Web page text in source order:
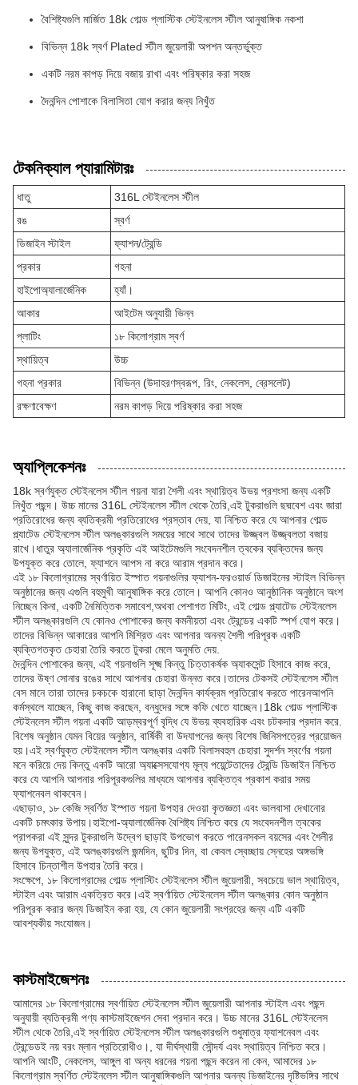
বৈশিষ্ট্যগুলি মার্জিত 18k গোল্ড প্লাস্টিক স্টেইনলেস স্টীল আনুষাঙ্গিক নকশা
বিভিন্ন 18k স্বর্ণ Plated স্টীল জুয়েলারী অপশন অন্তর্ভুক্ত
একটি নরম কাপড় দিয়ে বজায় রাখা এবং পরিষ্কার করা সহজ
দৈনন্দিন পোশাকে বিলাসিতা যোগ করার জন্য নিখুঁত
টেকনিক্যাল প্যারামিটারঃ
ধাতু
316L স্টেইনলেস স্টীল
রঙ
স্বর্ণ
ডিজাইন স্টাইল
ফ্যাশন/ট্রেন্ডি
প্রকার
গহনা
হাইপোঅ্যালার্জেনিক
হ্যাঁ।
আকার
আইটেম অনুযায়ী ভিন্ন
প্লাটিং
১৮ কিলোগ্রাম স্বর্ণ
স্থায়িত্ব
উচ্চ
গহনা প্রকার
বিভিন্ন (উদাহরণস্বরূপ, রিং, নেকলেস, ব্রেসলেট)
রক্ষণাবেক্ষণ
নরম কাপড় দিয়ে পরিষ্কার করা সহজ
অ্যাপ্লিকেশনঃ
18k স্বর্ণযুক্ত স্টেইনলেস স্টীল গয়না যারা শৈলী এবং স্থায়িত্ব উভয় প্রশংসা জন্য একটি
নিখুঁত পছন্দ। উচ্চ মানের 316L স্টেইনলেস স্টীল থেকে তৈরি,এই টুকরাগুলি ছদ্মবেশ এবং জারা
প্রতিরোধের জন্য ব্যতিক্রমী প্রতিরোধের প্রস্তাব দেয়, যা নিশ্চিত করে যে আপনার গোল্ড
প্ল্যাটেড স্টেইনলেস স্টীল অলঙ্কারগুলি সময়ের সাথে সাথে তাদের উজ্জ্বল উজ্জ্বলতা বজায়
রাখে।ধাতুর অ্যালার্জেনিক প্রকৃতি এই আইটেমগুলি সংবেদনশীল ত্বকের ব্যক্তিদের জন্য
উপযুক্ত করে তোলে, ফ্যাশনে আপস না করে আরাম প্রদান করে।
এই ১৮ কিলোগ্রামের স্বর্ণায়িত ইস্পাত গয়নাগুলির ফ্যাশন-ফরওয়ার্ড ডিজাইনের স্টাইল বিভিন্ন
অনুষ্ঠানের জন্য এগুলি বহুমুখী আনুষাঙ্গিক করে তোলে। আপনি কোনও আনুষ্ঠানিক অনুষ্ঠানে অংশ
নিচ্ছেন কিনা, একটি নৈমিত্তিক সমাবেশ,অথবা পেশাগত মিটিং, এই গোল্ড প্ল্যাটেড স্টেইনলেস
স্টীল অলঙ্কারগুলি যে কোনও পোশাকের জন্য কমনীয়তা এবং ট্রেন্ডের একটি স্পর্শ যোগ করে।
তাদের বিভিন্ন আকারের আপনি মিশ্রিত এবং আপনার অনন্য শৈলী পরিপূরক একটি
ব্যক্তিগতকৃত চেহারা তৈরি করতে টুকরা মেলে অনুমতি দেয়.
দৈনন্দিন পোশাকের জন্য, এই গয়নাগুলি সূক্ষ্ম কিন্তু চিত্তাকর্ষক অ্যাকসেন্ট হিসাবে কাজ করে,
তাদের উষ্ণ সোনার রঙের সাথে আপনার চেহারা উন্নত করে।তাদের টেকসই স্টেইনলেস স্টীল
বেস মানে তারা তাদের চকচকে হারানো ছাড়া দৈনন্দিন কার্যক্রম প্রতিরোধ করতে পারেনআপনি
কর্মস্থলে যাচ্ছেন, কিছু কাজ করছেন, বন্ধুদের সঙ্গে কফি খেতে যাচ্ছেন।18k গোল্ড প্লাস্টিক
স্টেইনলেস স্টীল গয়না একটি আড়ম্বরপূর্ণ বৃদ্ধি যে উভয় ব্যবহারিক এবং চটকদার প্রদান করে.
বিশেষ অনুষ্ঠান যেমন বিয়ের অনুষ্ঠান, বার্ষিকী বা উদযাপনের জন্য বিশেষ জিনিসপত্রের প্রয়োজন
হয়।এই স্বর্ণযুক্ত স্টেইনলেস স্টীল অলঙ্কার একটি বিলাসবহুল চেহারা সুদর্শন স্বর্ণের গয়না
মনে করিয়ে দেয় কিন্তু একটি আরো অ্যাক্সেসযোগ্য মূল্য পয়েন্টেতাদের ট্রেন্ডি ডিজাইন নিশ্চিত
করে যে আপনি আপনার পরিপূরকগুলির মাধ্যমে আপনার ব্যক্তিত্ব প্রকাশ করার সময়
ফ্যাশনেবল থাকবেন।
এছাড়াও, ১৮ কেজি স্বর্ণিত ইস্পাত গয়না উপহার দেওয়া কৃতজ্ঞতা এবং ভালবাসা দেখানোর
একটি চমৎকার উপায়।হাইপো-অ্যালার্জেনিক বৈশিষ্ট্য নিশ্চিত করে যে সংবেদনশীল ত্বকের
প্রাপকরা এই সুন্দর টুকরাগুলি উদ্বেগ ছাড়াই উপভোগ করতে পারেনসকল বয়সের এবং শৈলীর
জন্য উপযুক্ত, এই অলঙ্কারগুলি জন্মদিন, ছুটির দিন, বা কেবল স্বেচ্ছায় স্নেহের অঙ্গভঙ্গি
হিসাবে চিন্তাশীল উপহার তৈরি করে।
সংক্ষেপে, ১৮ কিলোগ্রামের গোল্ড প্লাস্টিং স্টেইনলেস স্টীল জুয়েলারী, সবচেয়ে ভাল স্থায়িত্ব,
স্টাইল এবং আরাম একত্রিত করে।এই স্বর্ণায়িত স্টেইনলেস স্টীল অলঙ্কার কোন অনুষ্ঠান
পরিপূরক করার জন্য ডিজাইন করা হয়, যে কোন জুয়েলারী সংগ্রহের জন্য এটি একটি
আবশ্যকীয় সংযোজন।
কাস্টমাইজেশনঃ
আমাদের ১৮ কিলোগ্রামের স্বর্ণায়িত স্টেইনলেস স্টীল জুয়েলারী আপনার স্টাইল এবং পছন্দ
অনুযায়ী ব্যতিক্রমী পণ্য কাস্টমাইজেশন সেবা প্রদান করে। উচ্চ মানের 316L স্টেইনলেস
স্টীল থেকে তৈরি,এই স্বর্ণায়িত স্টেইনলেস স্টীল অলঙ্কারগুলি শুধুমাত্র ফ্যাশনেবল এবং
ট্রেন্ডেডই নয় বরং ম্লান প্রতিরোধীও।, যা দীর্ঘস্থায়ী সৌন্দর্য এবং স্থায়িত্ব নিশ্চিত করে।
আপনি আংটি, নেকলেস, আঙ্গুল বা অন্য ধরনের গয়না পছন্দ করেন না কেন, আমাদের ১৮
কিলোগ্রাম স্বর্ণিত স্টেইনলেস স্টীল আনুষাঙ্গিকগুলি আপনার অনন্য ডিজাইনের দৃষ্টিভঙ্গির সাথে